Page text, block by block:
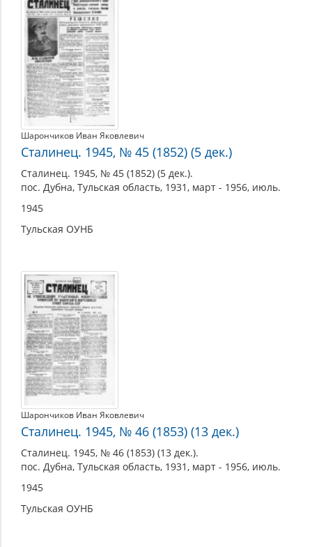
Шарончиков Иван Яковлевич
Сталинец. 1945, № 45 (1852) (5 дек.)
Сталинец. 1945, № 45 (1852) (5 дек.).
пос. Дубна, Тульская область, 1931, март - 1956, июль.
1945
Тульская ОУНБ
Шарончиков Иван Яковлевич
Сталинец. 1945, № 46 (1853) (13 дек.)
Сталинец. 1945, № 46 (1853) (13 дек.).
пос. Дубна, Тульская область, 1931, март - 1956, июль.
1945
Тульская ОУНБ